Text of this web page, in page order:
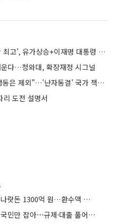
장기금리 폭등 ‘2년반만 최고’, 유가상승+이재명 대통령 확장재정 언급
다…청와대, 확장재정 시그널
"난임은 지원, 사회적 냉동은 제외"…'난자동결' 국가 책임은 어디까지
리 도전 설명서
권익위 "부정하게 타낸 나랏돈 1300억 원…환수액 역대 최대"
장동혁 “집값 올려놓고 국민만 잡아⋯규제·대출 풀어야”